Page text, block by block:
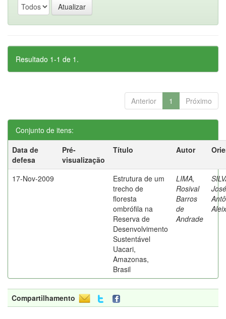
Resultado 1-1 de 1.
Anterior 1 Próximo
Conjunto de itens:
Data de
defesa
Pré-
visualização
Título Autor
17-Nov-2009
Estrutura de um
trecho de
floresta
ombrófila na
Reserva de
Desenvolvimento
Sustentável
Uacari,
Amazonas,
Brasil
LIMA,
Rosival
Barros
de
Andrade
José
Compartilhamento